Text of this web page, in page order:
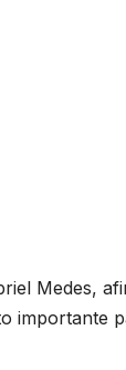
Medes,
importante